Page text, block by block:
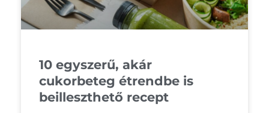
10 egyszerű, akár
cukorbeteg étrendbe is
beilleszthető recept